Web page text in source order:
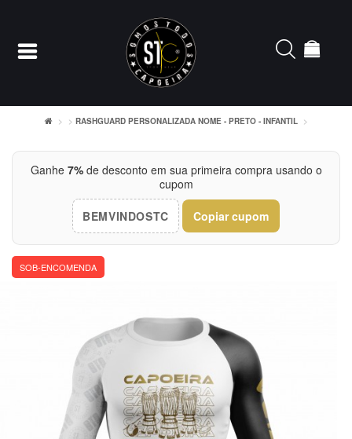
Entrar
ACESSÓRIOS
MOLETONS
RASHGUARD PERSONALIZADA NOME - PRETO - INFANTIL
Ganhe 7%de desconto em sua primeira compra usando o
cupom
BEMVINDOSTC Copiar cupom
SOB-ENCOMENDA